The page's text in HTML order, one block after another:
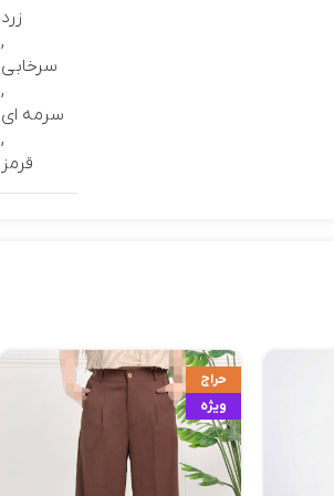
زرد
,
سرخابي
,
سرمه ای
,
قرمز
حراج
ویژه